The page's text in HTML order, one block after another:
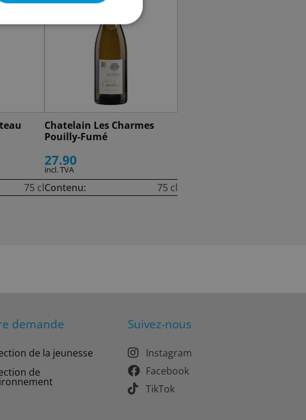
75 cl
Chatelain Les Charmes
Pouilly-Fumé
27.90
incl. TVA
Contenu: 75 cl
demande
de la jeunesse
de
Suivez-nous
Instagram
Facebook
TikTok